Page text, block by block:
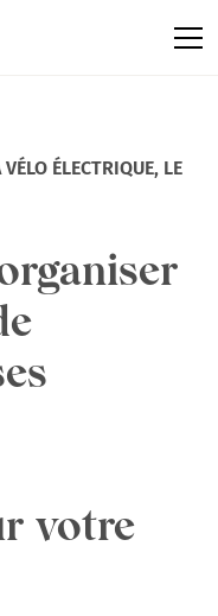
ÉLECTRIQUE, LE
votre